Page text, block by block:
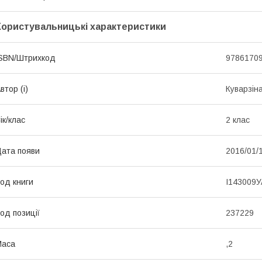
характеристики
Штрихкод
(і)
клас 2 клас
появи 2016/01/
книги
позиції 237229
,2